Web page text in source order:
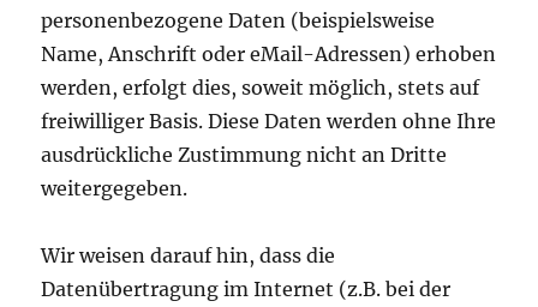
personenbezogene Daten (beispielsweise
Name, Anschrift oder eMail-Adressen) erhoben
werden, erfolgt dies, soweit möglich, stets auf
freiwilliger Basis. Diese Daten werden ohne Ihre
ausdrückliche Zustimmung nicht an Dritte
weitergegeben.
Wir weisen darauf hin, dass die
Datenübertragung im Internet (z.B. bei der